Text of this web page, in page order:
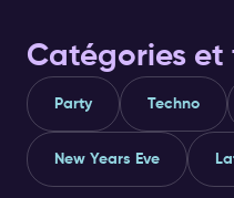
Catégories et
Party Techno
New Years Eve